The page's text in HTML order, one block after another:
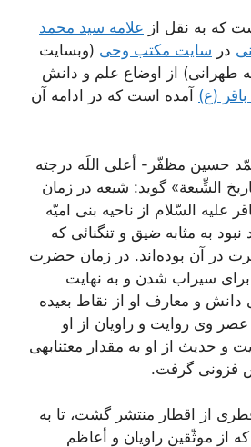
که به نقل از علامه سید محمد
در سایت مکتب وحی (وبسایت
طهرانی) از اوضاع علم و دانش
(ع) آمده است که در ادامه آن
حسين مظفّر- أعلى اللَه درجته
الشِّيعة» گويد: شيعه در زمان
عليه السّلام از ناحيه بنى اميّه
به مثابه ضيق و تنگنائى که
در آن بوده‌اند. در زمان حضرت
سيراب شدن و به نهايت
دانش و معارف او از نقاط بعيده
عصر وى روايت و راويان از او
و حديث از او به مقدار معتنابهى
فزونى گرفت.
از اقطار منتشر گشت، تا به
از موثّقين راويان و أعاظم